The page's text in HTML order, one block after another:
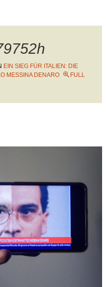
EIN SIEG FÜR ITALIEN: DIE
MESSINA DENARO
FULL